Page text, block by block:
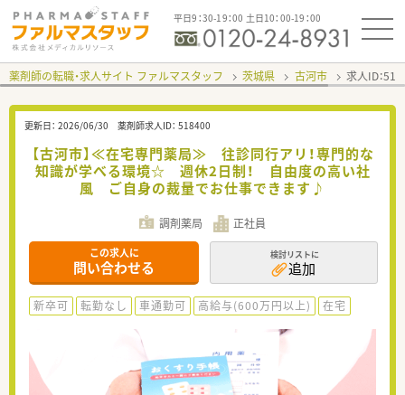
平日9：30-19：00 土日10：00-19：00
薬剤師の転職・求人サイト ファルマスタッフ 茨城県 古河市 求人ID：
更新日： 2026/06/30 薬剤師求人ID： 518400
【古河市】≪在宅専門薬局≫ 往診同行アリ！専門的な
知識が学べる環境☆ 週休2日制！ 自由度の高い社
風 ご自身の裁量でお仕事できます♪
調剤薬局 正社員
この求人に
問い合わせる
検討リストに
追加
新卒可 転勤なし 車通勤可 高給与(600万円以上) 在宅